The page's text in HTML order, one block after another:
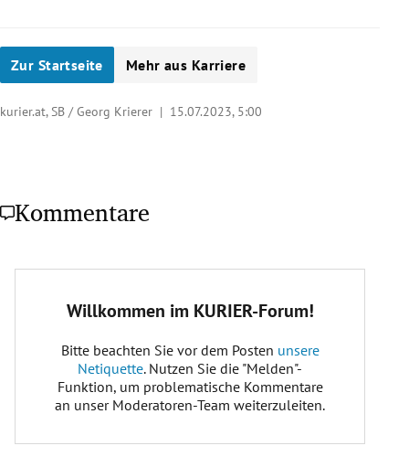
Zur Startseite Mehr aus Karriere
kurier.at, SB / Georg Krierer | 15.07.2023, 5:00
Kommentare